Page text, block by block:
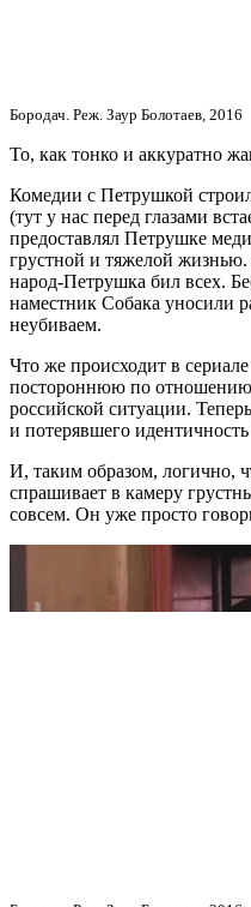
Бородач. Реж. Заур Болотаев, 2016
То, как тонко и аккуратно
Комедии с Петрушкой
(тут у нас перед глазами
предоставлял Петрушке
грустной и тяжелой жизнью.
народ-Петрушка бил всех.
наместник Собака уносили
неубиваем.
Что же происходит в
постороннюю по отношению
российской ситуации.
и потерявшего
И, таким образом, логично,
спрашивает в камеру
совсем. Он уже просто